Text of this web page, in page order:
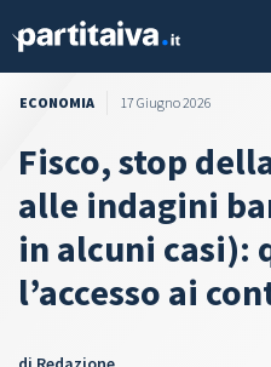
ECONOMIA 17 Giugno 2026
Fisco, stop
alle indagini
in alcuni casi):
l’accesso ai